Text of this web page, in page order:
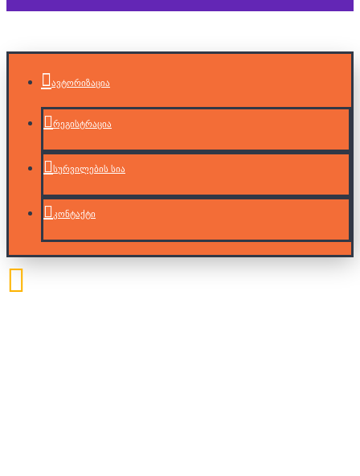
ავტორიზაცია
რეგისტრაცია
სურვილების სია
კონტაქტი